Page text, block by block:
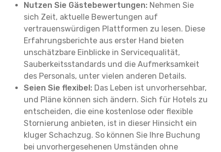
Nutzen Sie Gästebewertungen: Nehmen Sie
sich Zeit, aktuelle Bewertungen auf
vertrauenswürdigen Plattformen zu lesen. Diese
Erfahrungsberichte aus erster Hand bieten
unschätzbare Einblicke in Servicequalität,
Sauberkeitsstandards und die Aufmerksamkeit
des Personals, unter vielen anderen Details.
Seien Sie flexibel: Das Leben ist unvorhersehbar,
und Pläne können sich ändern. Sich für Hotels zu
entscheiden, die eine kostenlose oder flexible
Stornierung anbieten, ist in dieser Hinsicht ein
kluger Schachzug. So können Sie Ihre Buchung
bei unvorhergesehenen Umständen ohne